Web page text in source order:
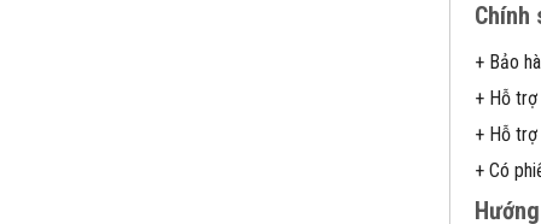
Chính
+ Bảo
+ Hỗ
+ Hỗ
+ Có